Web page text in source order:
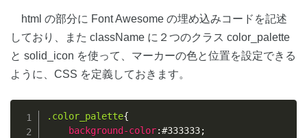
html の部分に Font Awesome の埋め込みコードを記述
しており、また className に２つのクラス color_palette
と solid_icon を使って、マーカーの色と位置を設定できる
ように、CSS を定義しておきます。
.color_palette{
background-color:#333333;